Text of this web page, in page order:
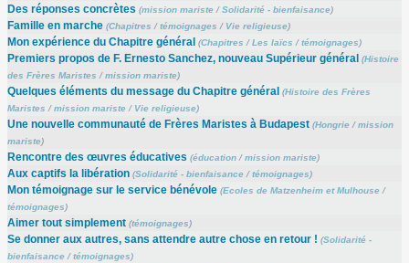
Des réponses concrètes (mission mariste/Solidarité - bienfaisance)
Famille en marche (Chapitres /témoignages / Vie religieuse)
Mon expérience du Chapitre général (Chapitres /Les laïcs /témoignages)
Premiers propos de F. Ernesto Sanchez, nouveau Supérieur général (Histoire
des Frères Maristes /mission mariste)
Quelques éléments du message du Chapitre général (Histoire des Frères
Maristes /mission mariste/ Vie religieuse)
Une nouvelle communauté de Frères Maristes à Budapest (Hongrie/mission
mariste)
Rencontre des œuvres éducatives (éducation/mission mariste)
Aux captifs la libération (Solidarité - bienfaisance/témoignages)
Mon témoignage sur le service bénévole (Ecoles de Matzenheim et Mulhouse/
témoignages)
Aimer tout simplement (témoignages)
Se donner aux autres, sans attendre autre chose en retour ! (Solidarité -
bienfaisance/témoignages)